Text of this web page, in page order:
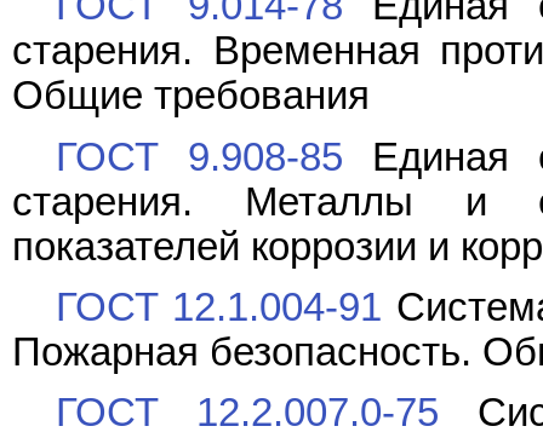
старения. Временная
Общие требования
ГОСТ 9.908-85 Единая
старения. Металлы и
показателей коррозии и
ГОСТ 12.1.004-91
Пожарная безопасность.
ГОСТ 12.2.007.0-75